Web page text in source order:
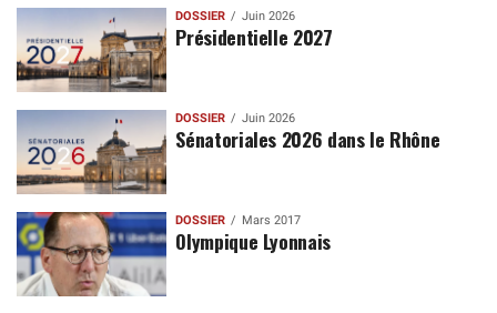
DOSSIER Juin 2026
Présidentielle 2027
DOSSIER Juin 2026
Sénatoriales 2026 dans le Rhône
DOSSIER Mars 2017
Olympique Lyonnais